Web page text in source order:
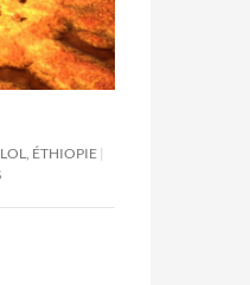
ÉTHIOPIE